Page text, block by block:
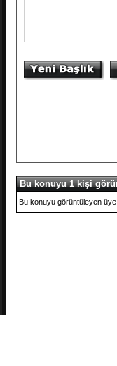
Bu konuyu 1 kişi
Bu konuyu görüntüleyen üye